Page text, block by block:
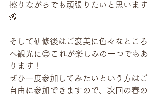
擦りながらでも頑張りたいと思います
🐝
そして研修後はご褒美に色々なところ
へ観光に😊これが楽しみの一つでもあ
ります！
ぜひ一度参加してみたいという方はご
自由に参加できますので、次回の春の